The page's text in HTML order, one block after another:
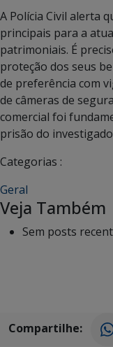
A Polícia Civil alerta
principais para a
patrimoniais. É
proteção dos seus
de preferência com
de câmeras de
comercial foi
prisão do
Categorias :
Geral
Veja Também
Sem posts
Compartilhe: